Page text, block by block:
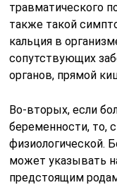
травматического
также такой
кальция в
сопутствующих
органов, прямой
Во-вторых, если
беременности, то,
физиологической.
может указывать
предстоящим